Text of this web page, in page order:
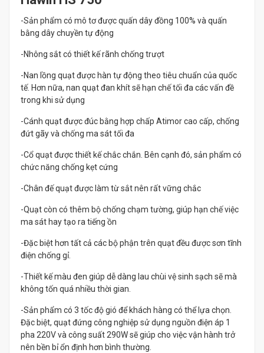
-Sản phẩm có mô tơ được quấn dây đồng 100% và quấn
bằng dây chuyền tự động
-Nhông sắt có thiết kế rãnh chống trượt
-Nan lồng quạt được hàn tự động theo tiêu chuẩn của quốc
tế. Hơn nữa, nan quạt đan khít sẽ hạn chế tối đa các vấn đề
trong khi sử dụng
-Cánh quạt được đúc bằng hợp chấp Atimor cao cấp, chống
đứt gãy và chống ma sát tối đa
-Cổ quạt được thiết kế chắc chắn. Bên cạnh đó, sản phẩm có
chức năng chống kẹt cứng
-Chân đế quạt được làm từ sắt nên rất vững chắc
-Quạt còn có thêm bộ chống chạm tường, giúp hạn chế việc
ma sát hay tạo ra tiếng ồn
-Đặc biệt hơn tất cả các bộ phận trên quạt đều được sơn tĩnh
điện chống gỉ.
-Thiết kế màu đen giúp dễ dàng lau chùi vệ sinh sạch sẽ mà
không tốn quá nhiều thời gian.
-Sản phẩm có 3 tốc độ gió để khách hàng có thể lựa chọn.
Đặc biệt, quạt đứng công nghiệp sử dụng nguồn điện áp 1
pha 220V và công suất 290W sẽ giúp cho việc vận hành trở
nên bền bỉ ổn định hơn bình thường.